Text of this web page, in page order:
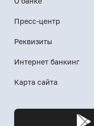
Пресс-центр
Реквизиты
Интернет банкинг
Карта сайта